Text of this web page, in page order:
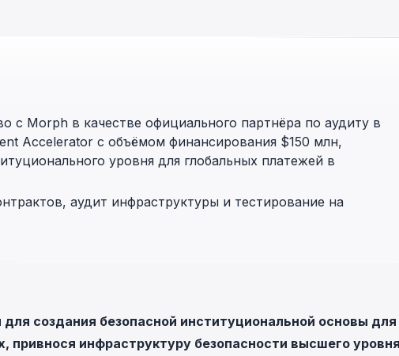
с Morph в качестве официального партнёра по аудиту в
Accelerator с объёмом финансирования $150 млн,
уровня для глобальных платежей в
аудит инфраструктуры и тестирование на
создания безопасной институциональной основы для
привнося инфраструктуру безопасности высшего